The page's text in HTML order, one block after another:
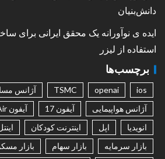
دانش‌بنیان
ایده ی نوآورانه یک محقق ایرانی برای
استفاده از لیزر
برچسب‌ها
ios
openai
TSMC
آژانس
آژانس هواپیمایی
آیفون 17 آیفون Air
انویدیا
اپل اینترنت کودکان
بازار سرمایه
بازار سهام بازار